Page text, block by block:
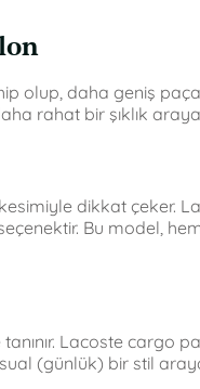
olup, daha geniş
rahat bir şıklık
dikkat çeker.
Bu model,
Lacoste cargo
(günlük) bir stil